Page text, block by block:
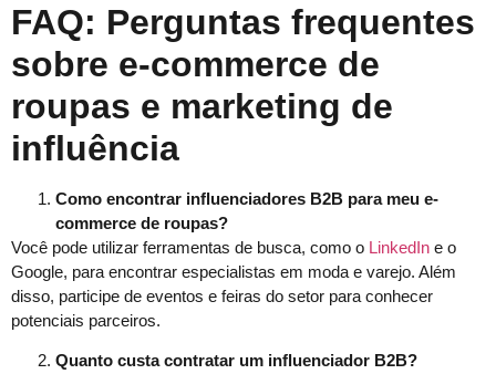
FAQ: Perguntas frequentes
sobre e-commerce de
roupas e marketing de
influência
Como encontrar influenciadores B2B para meu e-
commerce de roupas?
Você pode utilizar ferramentas de busca, como o LinkedIn e o
Google, para encontrar especialistas em moda e varejo. Além
disso, participe de eventos e feiras do setor para conhecer
potenciais parceiros.
Quanto custa contratar um influenciador B2B?